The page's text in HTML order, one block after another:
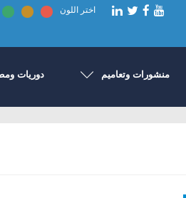
اختر اللون
منشورات وتعاميم دوريات